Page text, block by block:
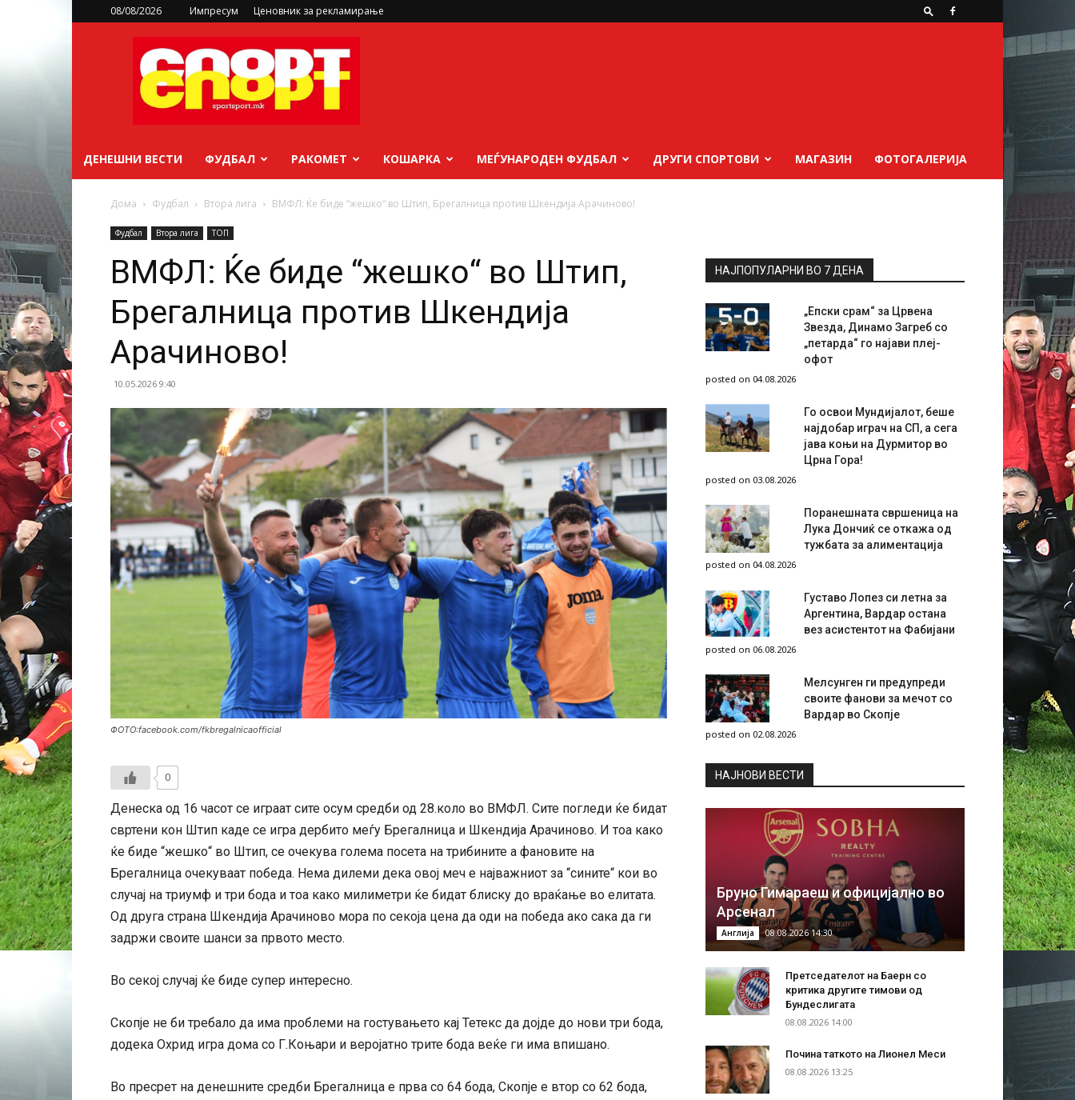
08/08/2026 Импресум Ценовник за рекламирање
sportsport.mk
ДЕНЕШНИ ВЕСТИ ФУДБАЛ РАКОМЕТ КОШАРКА МЕЃУНАРОДЕН ФУДБАЛ ДРУГИ СПОРТОВИ МАГАЗИН ФОТОГАЛЕРИЈА
Дома Фудбал Втора лига ВМФЛ: Ќе биде “жешко“ во Штип, Брегалница против Шкендија Арачиново!
Фудбал Втора лига ТОП
ВМФЛ: Ќе биде “жешко“ во Штип,
Брегалница против Шкендија
Арачиново!
10.05.2026 9:40
ФОТО:facebook.com/fkbregalnicaofficial
0
Денеска од 16 часот се играат сите осум средби од 28.коло во ВМФЛ. Сите погледи ќе бидат
свртени кон Штип каде се игра дербито меѓу Брегалница и Шкендија Арачиново. И тоа како
ќе биде “жешко“ во Штип, се очекува голема посета на трибините а фановите на
Брегалница очекуваат победа. Нема дилеми дека овој меч е најважниот за “сините“ кои во
случај на триумф и три бода и тоа како милиметри ќе бидат блиску до враќање во елитата.
Од друга страна Шкендија Арачиново мора по секоја цена да оди на победа ако сака да ги
задржи своите шанси за првото место.
Во секој случај ќе биде супер интересно.
Скопје не би требало да има проблеми на гостувањето кај Тетекс да дојде до нови три бода,
додека Охрид игра дома со Г.Коњари и веројатно трите бода веќе ги има впишано.
Во пресрет на денешните средби Брегалница е прва со 64 бода, Скопје е втор со 62 бода,
НАЈПОПУЛАРНИ ВО 7 ДЕНА
„Епски срам“ за Црвена
Звезда, Динамо Загреб со
„петарда“ го најави плеј-
офот
posted on 04.08.2026
Го освои Мундијалот, беше
најдобар играч на СП, а сега
јава коњи на Дурмитор во
Црна Гора!
posted on 03.08.2026
Поранешната свршеница на
Лука Дончиќ се откажа од
тужбата за алиментација
posted on 04.08.2026
Густаво Лопез си летна за
Аргентина, Вардар остана
вез асистентот на Фабијани
posted on 06.08.2026
Мелсунген ги предупреди
своите фанови за мечот со
Вардар во Скопје
posted on 02.08.2026
НAЈНОВИ ВЕСТИ
Бруно Гимараеш и официјално во
Арсенал
Англија 08.08.2026 14:30
Претседателот на Баерн со
критика другите тимови од
Бундеслигата
08.08.2026 14:00
Почина таткото на Лионел Меси
08.08.2026 13:25